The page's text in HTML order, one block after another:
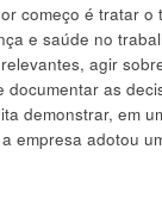
começo é tratar o
e saúde no
agir
documentar as
demonstrar, em
empresa adotou